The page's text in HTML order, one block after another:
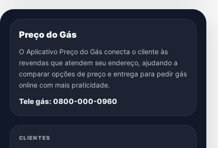
Preço do Gás
O Aplicativo Preço do Gás conecta o cliente às
revendas que atendem seu endereço, ajudando a
comparar opções de preço e entrega para pedir gás
online com mais praticidade.
Tele gás: 0800-000-0960
CLIENTES